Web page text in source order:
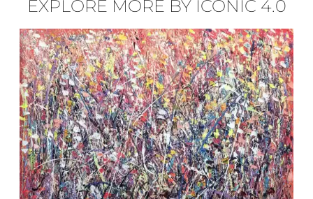
EXPLORE MORE BY ICONIC 4.0